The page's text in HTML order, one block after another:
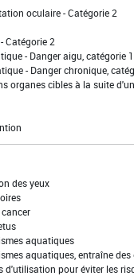
oculaire - Catégorie 2
Catégorie 2
- Danger aigu, catégorie 1
- Danger chronique,
organes cibles à la suite
des yeux
aquatiques
aquatiques, entraîne
d'utilisation pour éviter les